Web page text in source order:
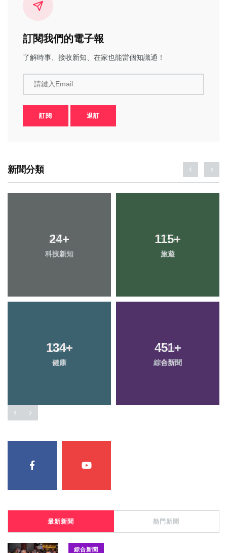
訂閱我們的電子報
了解時事、接收新知、在家也能當個知識通！
請鍵入Email
訂閱 退訂
新聞分類
24+
科技新知
115+
旅遊
134+
健康
451+
綜合新聞
最新新聞 熱門新聞
綜合新聞